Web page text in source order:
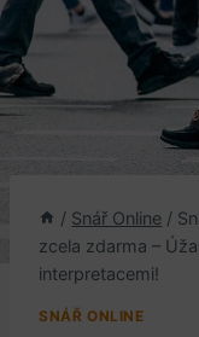
/ Snář Online /
zcela zdarma –
interpretacemi!
SNÁŘ ONLINE